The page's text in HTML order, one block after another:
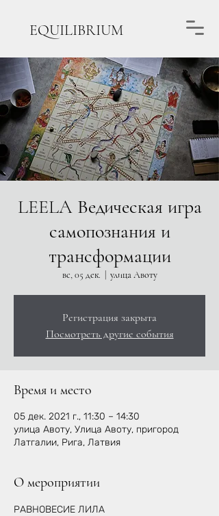
EQUILIBRIUM
LEELA Ведическая игра
самопознания и
трансформации
вс, 05 дек. улица Авоту
Регистрация закрыта
Посмотреть другие события
Время и место
05 дек. 2021 г., 11:30 – 14:30
улица Авоту, Улица Авоту, пригород
Латгалии, Рига, Латвия
О мероприятии
РАВНОВЕСИЕ ЛИЛА